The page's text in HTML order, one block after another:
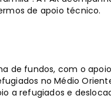
de apoio técnico.
de fundos, com o
no Médio
a refugiados e